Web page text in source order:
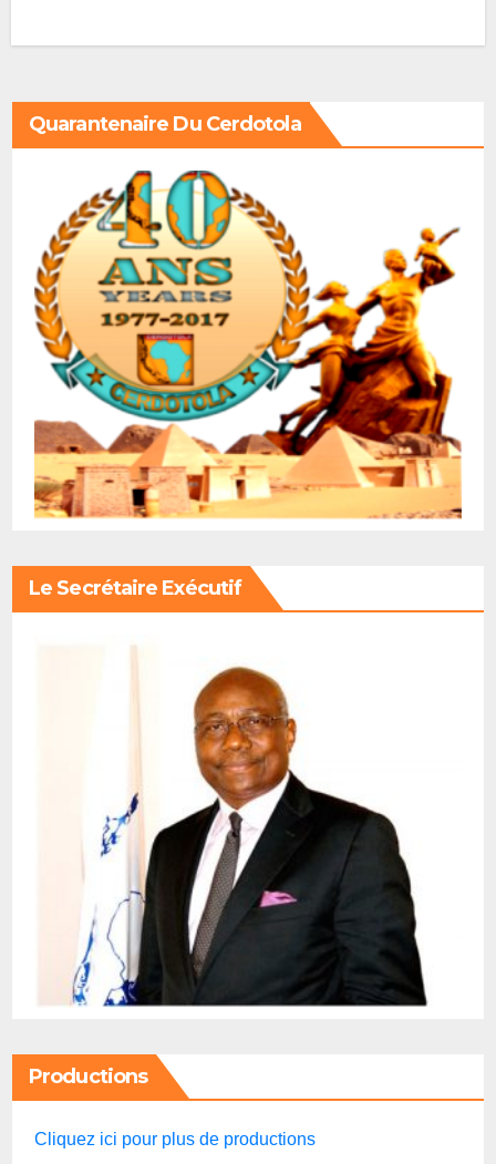
Quarantenaire Du Cerdotola
Le Secrétaire Exécutif
Productions
Cliquez ici pour plus de productions